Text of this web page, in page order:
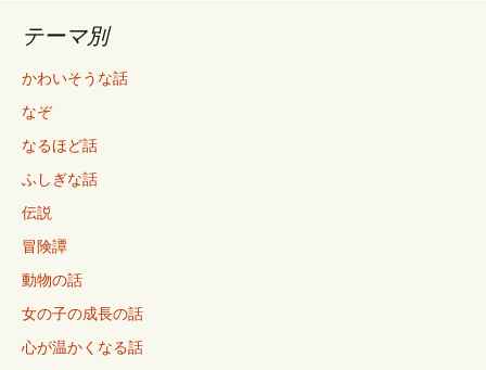
テーマ別
かわいそうな話
なぞ
なるほど話
ふしぎな話
伝説
冒険譚
動物の話
女の子の成長の話
心が温かくなる話